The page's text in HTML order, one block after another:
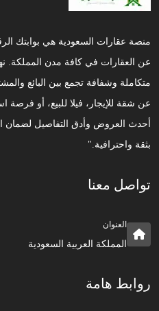
منصة عقارات السعودية هي بوابتك
عن العقارات في كافة مدن المملكة.
متكاملة وشفافة تجمع بين البائع
عن شقة للإيجار، فيلا للبيع، أو فرصة
أحدث العروض وأدق التفاصيل لضمان
بثقة واحترافية."
تواصل معنا
العنوان
المملكة العربية السعودية
روابط هامة